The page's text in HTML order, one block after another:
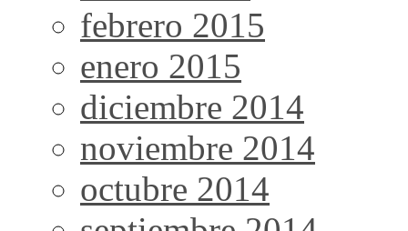
febrero 2015
enero 2015
diciembre 2014
noviembre 2014
octubre 2014